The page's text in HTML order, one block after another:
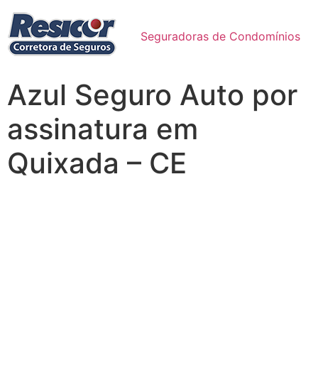
Seguradoras de Condomínios
Azul Seguro Auto por
assinatura em
Quixada – CE